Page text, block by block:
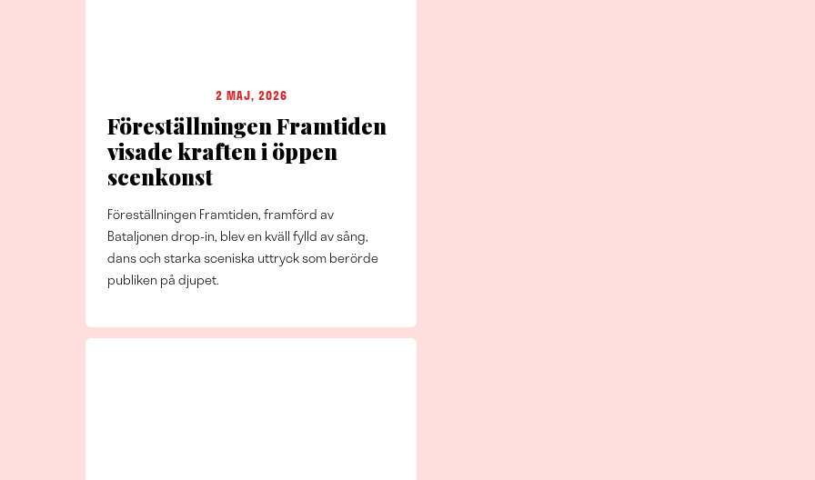
2 MAJ, 2026
Föreställningen Framtiden
visade kraften i öppen
scenkonst
Föreställningen Framtiden, framförd av
Bataljonen drop-in, blev en kväll fylld av sång,
dans och starka sceniska uttryck som berörde
publiken på djupet.